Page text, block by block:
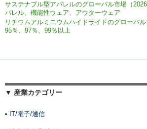
サステナブル型アパレルのグローバル市場（
パレル、機能性ウェア、アウターウェア
リチウムアルミニウムハイドライドのグローバル
95％、97％、99％以上
▼ 産業カテゴリー
• IT/電子/通信